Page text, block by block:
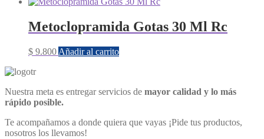
Metoclopramida Gotas 30 Ml Rc
$ 9.800 Añadir al carrito
Nuestra meta es entregar servicios de mayor calidad y lo más
rápido posible.
Te acompañamos a donde quiera que vayas ¡Pide tus productos,
nosotros los llevamos!